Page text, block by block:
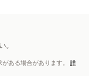
。
ある場合があります。 詳